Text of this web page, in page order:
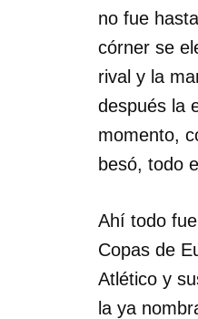
no fue
córner se
rival y la
después la
momento,
besó, todo
Ahí todo
Copas de
Atlético y
la ya